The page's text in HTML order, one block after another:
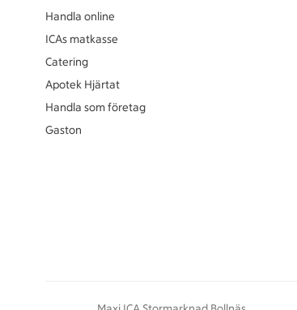
Handla online
ICAs matkasse
Catering
Apotek Hjärtat
Handla som företag
Gaston